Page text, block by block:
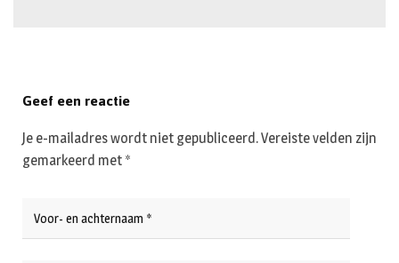
Geef een reactie
Je e-mailadres wordt niet gepubliceerd.Vereiste velden zijn
gemarkeerd met *